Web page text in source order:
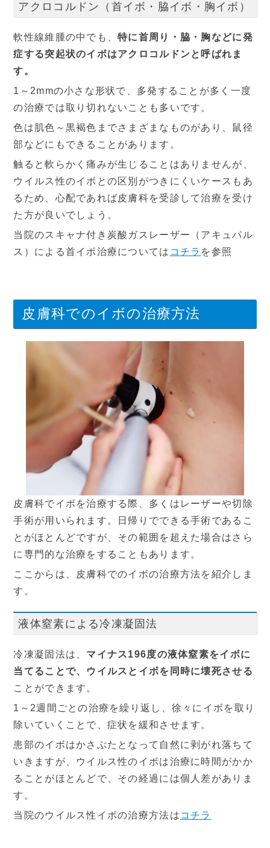
アクロコルドン（首イボ・脇イボ・胸イボ）
軟性線維腫の中でも、特に首周り・脇・胸などに発
症する突起状のイボはアクロコルドンと呼ばれま
す。
1～2mmの小さな形状で、多発することが多く一度
の治療では取り切れないことも多いです。
色は肌色～黒褐色までさまざまなものがあり、鼠径
部などにもできることがあります。
触ると軟らかく痛みが生じることはありませんが、
ウイルス性のイボとの区別がつきにくいケースもあ
るため、心配であれば皮膚科を受診して治療を受け
た方が良いでしょう。
当院のスキャナ付き炭酸ガスレーザー（アキュパル
ス）による首イボ治療については コチラ を参照
皮膚科でのイボの治療方法
皮膚科でイボを治療する際、多くはレーザーや切除
手術が用いられます。日帰りでできる手術であるこ
とがほとんどですが、その範囲を超えた場合はさら
に専門的な治療をすることもあります。
ここからは、皮膚科でのイボの治療方法を紹介しま
す。
液体窒素による冷凍凝固法
冷凍凝固法は、 マイナス196度の液体窒素をイボに
当てることで、ウイルスとイボを同時に壊死させる
ことができます。
1～2週間ごとの治療を繰り返し、徐々にイボを取り
除いていくことで、症状を緩和させます。
患部のイボはかさぶたとなって自然に剥がれ落ちて
いきますが、ウイルス性のイボは治療に時間がかか
ることがほとんどで、その経過には個人差がありま
す。
当院のウイルス性イボの治療方法は コチラ